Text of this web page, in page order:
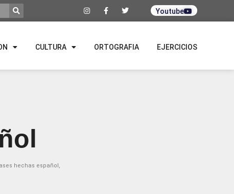
Youtube
CULTURA ORTOGRAFIA EJERCICIOS
hechas español ,